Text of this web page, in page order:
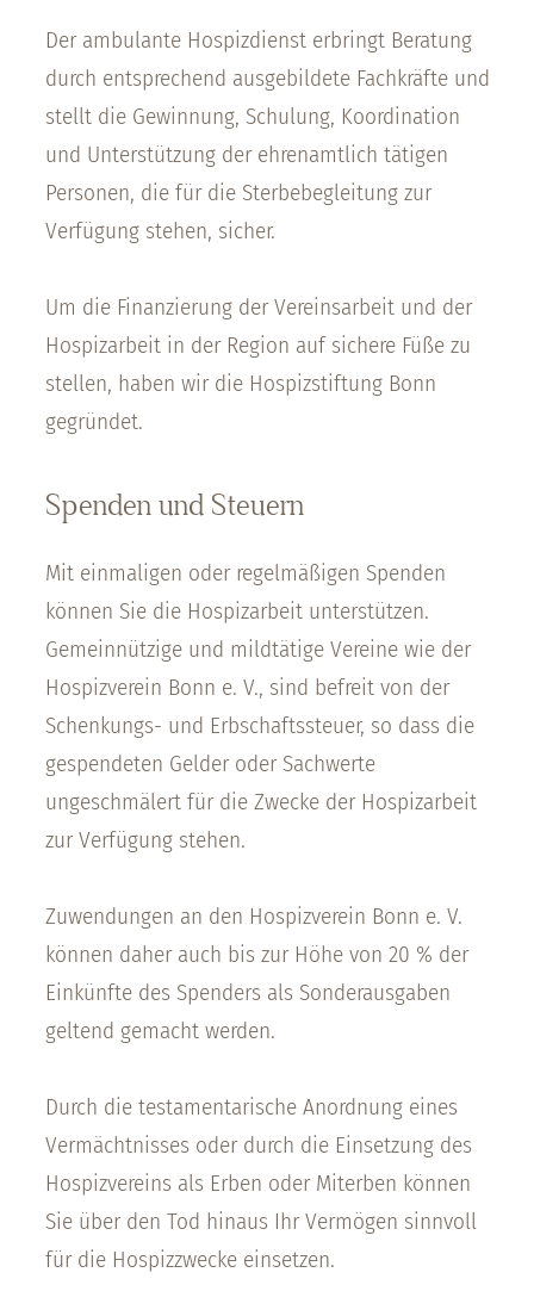
Der ambulante Hospizdienst erbringt Beratung
durch entsprechend ausgebildete Fachkräfte und
stellt die Gewinnung, Schulung, Koordination
und Unterstützung der ehrenamtlich tätigen
Personen, die für die Sterbebegleitung zur
Verfügung stehen, sicher.
Um die Finanzierung der Vereinsarbeit und der
Hospizarbeit in der Region auf sichere Füße zu
stellen, haben wir die Hospizstiftung Bonn
gegründet.
Spenden und Steuern
Mit einmaligen oder regelmäßigen Spenden
können Sie die Hospizarbeit unterstützen.
Gemeinnützige und mildtätige Vereine wie der
Hospizverein Bonn e. V., sind befreit von der
Schenkungs- und Erbschaftssteuer, so dass die
gespendeten Gelder oder Sachwerte
ungeschmälert für die Zwecke der Hospizarbeit
zur Verfügung stehen.
Zuwendungen an den Hospizverein Bonn e. V.
können daher auch bis zur Höhe von 20 % der
Einkünfte des Spenders als Sonderausgaben
geltend gemacht werden.
Durch die testamentarische Anordnung eines
Vermächtnisses oder durch die Einsetzung des
Hospizvereins als Erben oder Miterben können
Sie über den Tod hinaus Ihr Vermögen sinnvoll
für die Hospizzwecke einsetzen.